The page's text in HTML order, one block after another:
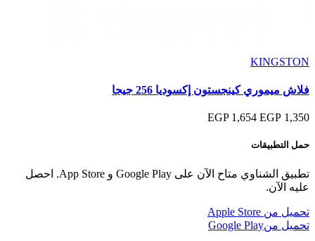
KINGSTON
فلاش ميموري كينجستون إكسوديا 256 جيجا
1,350 EGP
1,654 EGP
حمل التطبيقات
تطبيق الشناوي متاح الآن على Google Play و App Store. احصل
عليه الآن.
تحميل من Apple Store
تحميل منGoogle Play